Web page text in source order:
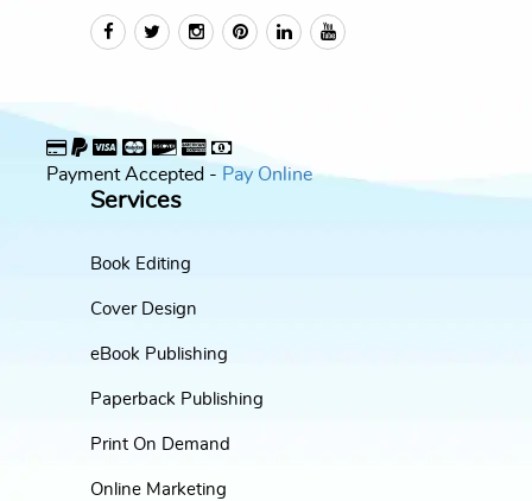
Payment Accepted - Pay Online
Services
Book Editing
Cover Design
eBook Publishing
Paperback Publishing
Print On Demand
Online Marketing